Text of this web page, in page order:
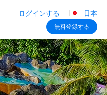
ログインする 日本
無料登録する
SEARCH DEALS